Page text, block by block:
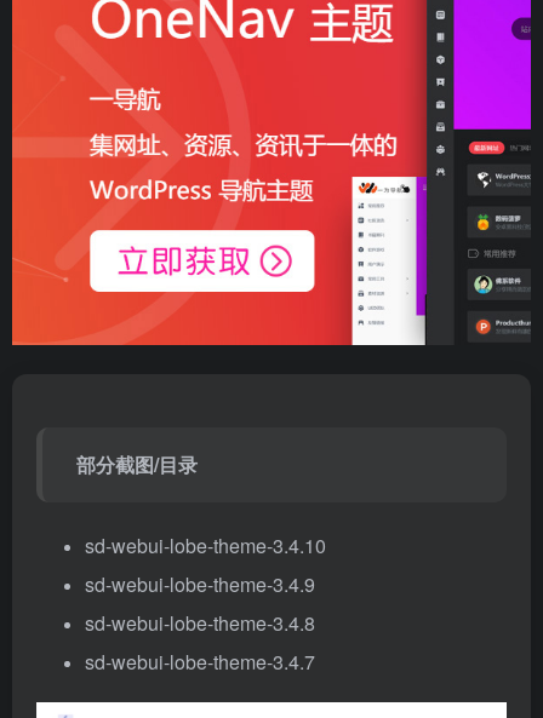
部分截图/目录
sd-webui-lobe-theme-3.4.10
sd-webui-lobe-theme-3.4.9
sd-webui-lobe-theme-3.4.8
sd-webui-lobe-theme-3.4.7